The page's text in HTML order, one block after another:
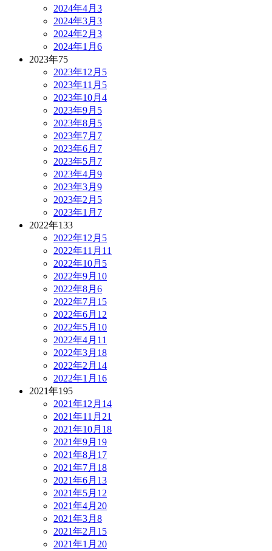
2024年4月 3
2024年3月 3
2024年2月 3
2024年1月 6
2023年75
2023年12月 5
2023年11月 5
2023年10月 4
2023年9月 5
2023年8月 5
2023年7月 7
2023年6月 7
2023年5月 7
2023年4月 9
2023年3月 9
2023年2月 5
2023年1月 7
2022年133
2022年12月 5
2022年11月 11
2022年10月 5
2022年9月 10
2022年8月 6
2022年7月 15
2022年6月 12
2022年5月 10
2022年4月 11
2022年3月 18
2022年2月 14
2022年1月 16
2021年195
2021年12月 14
2021年11月 21
2021年10月 18
2021年9月 19
2021年8月 17
2021年7月 18
2021年6月 13
2021年5月 12
2021年4月 20
2021年3月 8
2021年2月 15
2021年1月 20